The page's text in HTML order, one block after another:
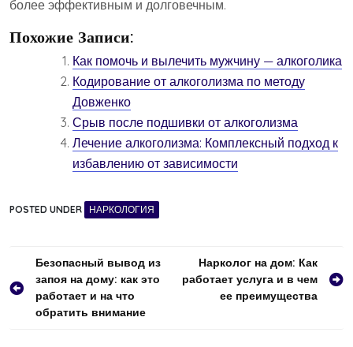
более эффективным и долговечным.
Похожие Записи:
Как помочь и вылечить мужчину — алкоголика
Кодирование от алкоголизма по методу
Довженко
Срыв после подшивки от алкоголизма
Лечение алкоголизма: Комплексный подход к
избавлению от зависимости
POSTED UNDER НАРКОЛОГИЯ
Навигация
по
записям
Безопасный вывод из
запоя на дому: как это
работает и на что
обратить внимание
Нарколог на дом: Как
работает услуга и в чем
ее преимущества